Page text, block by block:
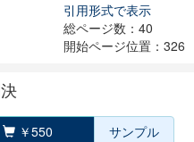
引用形式で表示
総ページ数：40
開始ページ位置：326
￥550 サンプル